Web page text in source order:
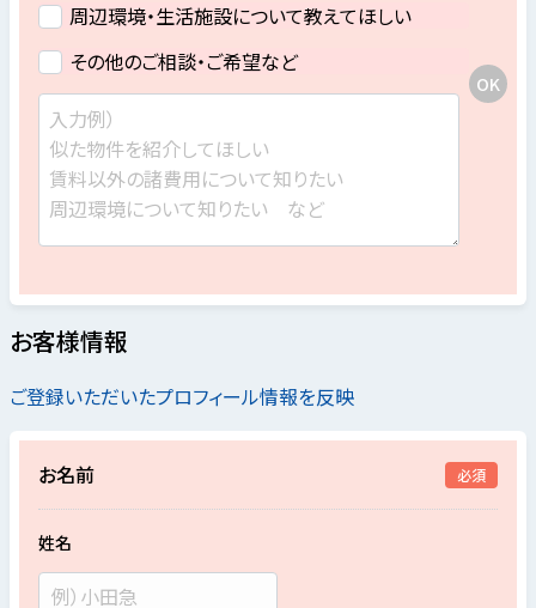
周辺環境・生活施設について教えてほしい
その他のご相談・ご希望など
お客様情報
ご登録いただいたプロフィール情報を反映
お名前 必須
姓名